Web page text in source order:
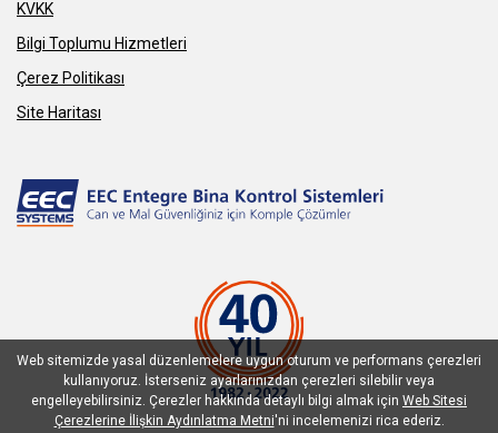
KVKK
Bilgi Toplumu Hizmetleri
Çerez Politikası
Site Haritası
Web sitemizde yasal düzenlemelere uygun oturum ve performans çerezleri
kullanıyoruz. İsterseniz ayarlarınızdan çerezleri silebilir veya
engelleyebilirsiniz. Çerezler hakkında detaylı bilgi almak için Web Sitesi
Çerezlerine İlişkin Aydınlatma Metni'ni incelemenizi rica ederiz.